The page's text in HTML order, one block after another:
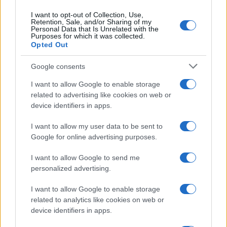
I want to opt-out of Collection, Use,
Retention, Sale, and/or Sharing of my
Personal Data that Is Unrelated with the
Purposes for which it was collected.
Opted Out
Google consents
I want to allow Google to enable storage
related to advertising like cookies on web or
device identifiers in apps.
I want to allow my user data to be sent to
Google for online advertising purposes.
I want to allow Google to send me
personalized advertising.
I want to allow Google to enable storage
related to analytics like cookies on web or
device identifiers in apps.
ascolta solo la sua stessa voce, marcia sempre
avanti verso il sol dell’avvenir, in una totale,
alienata, agghiacciante avulsione dal reale.
“Questo ci deve far riflettere” predica la
intrattenitrice piddina senza accorgersi che è
proprio ciò che non sa fare lei, posto che riflettere
significa inquadrare una realtà per quella che è
traendone conclusioni, e magari anche
alternative, compatibili con detta realtà. Non le
fughe in ordine sparso, le formule in libertà di chi
si percepisce semprein diritto-dovere di sparar
cazzate. Se dici che “l’aggressività è
assolutamente da punire”, non puoi concludere
che tutto deriva da presunte inadeguatezze
dell’insegnante (che ha finito per venire
massacrata). È un controsenso, un non senso che